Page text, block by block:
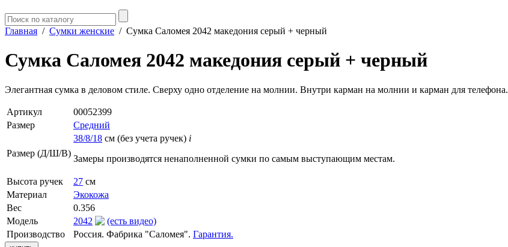
Главная / Сумки женские / Сумка Саломея 2042 македония серый + черный
Сумка Саломея 2042 македония серый + черный
Элегантная сумка в деловом стиле. Сверху одно отделение на молнии. Внутри карман на молнии и карман для телефона.
Артикул
00052399
Размер
Средний
Размер (Д/Ш/В)
38/8/18 см (без учета ручек) i
Замеры производятся ненаполненной сумки по самым выступающим местам.
Высота ручек 27 см
Материал
Экокожа
Вес
0.356
Модель
2042
(есть видео)
Производство
Россия. Фабрика "Саломея". Гарантия.